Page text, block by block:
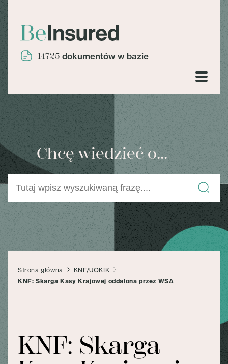
14725 dokumentów w bazie
Chcę wiedzieć o...
Strona główna
KNF/UOKIK
KNF: Skarga Kasy Krajowej oddalona przez WSA
KNF: Skarga